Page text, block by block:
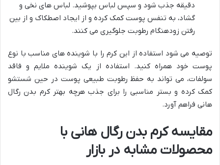
دقیقه جذب شود و سپس لباس بپوشید. لباس های نخی و
گشاد، به تنفس پوست کمک کرده و از ایجاد اصطکاک و از بین
رفتن زودهنگام رطوبت جلوگیری می کنند.
توصیه می شود استفاده از این کرم را با شوینده های مناسب با نوع
پوست خود همراه کنید. استفاده از یک شوینده ملایم و فاقد
سولفات، می تواند به حفظ رطوبت طبیعی پوست در حین شستشو
کمک کرده و بستر مناسبی را برای جذب هرچه بهتر کرم بدن رگال
هانی فراهم آورد.
مقایسه کرم بدن رگال هانی با
محصولات مشابه در بازار